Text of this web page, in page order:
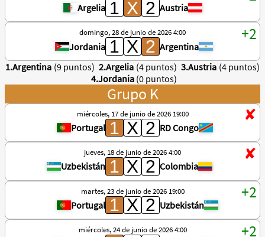
Argelia Austria
domingo, 28 de junio de 2026 4:00
Jordania
Argentina
1.Argentina (9 puntos) 2.Argelia (4 puntos) 3.Austria (4 puntos)
4.Jordania (0 puntos)
Grupo K
miércoles, 17 de junio de 2026 19:00
Portugal RD Congo
jueves, 18 de junio de 2026 4:00
Uzbekistán Colombia
martes, 23 de junio de 2026 19:00
Portugal Uzbekistán
miércoles, 24 de junio de 2026 4:00